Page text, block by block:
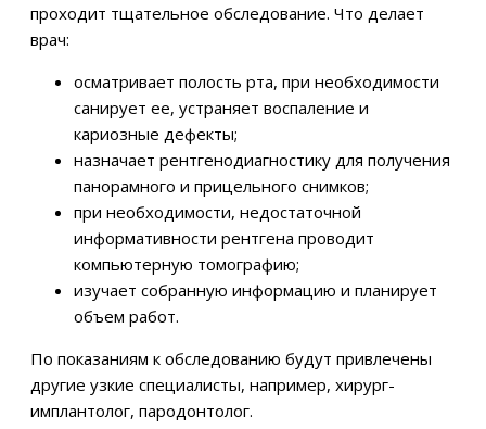
проходит тщательное обследование. Что делает
врач:
осматривает полость рта, при необходимости
санирует ее, устраняет воспаление и
кариозные дефекты;
назначает рентгенодиагностику для получения
панорамного и прицельного снимков;
при необходимости, недостаточной
информативности рентгена проводит
компьютерную томографию;
изучает собранную информацию и планирует
объем работ.
По показаниям к обследованию будут привлечены
другие узкие специалисты, например, хирург-
имплантолог, пародонтолог.